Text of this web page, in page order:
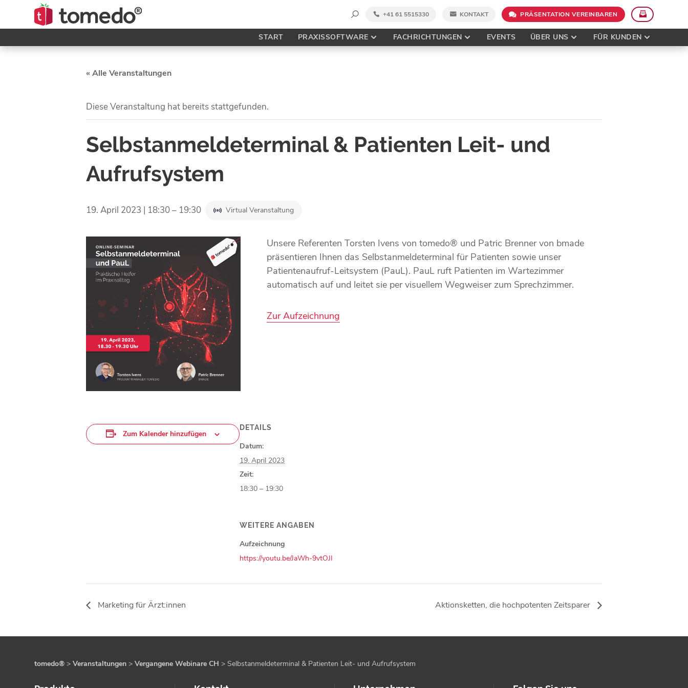
Suche
nach:
+41 61 5515330 KONTAKT PRÄSENTATION VEREINBAREN
START PRAXISSOFTWARE FACHRICHTUNGEN EVENTS ÜBER UNS FÜR KUNDEN
« Alle Veranstaltungen
Diese Veranstaltung hat bereits stattgefunden.
Selbstanmeldeterminal & Patienten Leit- und
Aufrufsystem
19. April 2023 | 18:30– 19:30 Virtual Veranstaltung
Unsere Referenten Torsten Ivens von tomedo® und Patric Brenner von bmade
präsentieren Ihnen das Selbstanmeldeterminal für Patienten sowie unser
Patientenaufruf-Leitsystem (PauL). PauL ruft Patienten im Wartezimmer
automatisch auf und leitet sie per visuellem Wegweiser zum Sprechzimmer.
Zur Aufzeichnung
Zum Kalender hinzufügen
DETAILS
Datum:
19. April 2023
Zeit:
18:30 – 19:30
WEITERE ANGABEN
Aufzeichnung
https://youtu.be/JaWh-9vtOJI
Marketing für Ärzt:innen Aktionsketten, die hochpotenten Zeitsparer
tomedo® >Veranstaltungen >Vergangene Webinare CH > Selbstanmeldeterminal & Patienten Leit- und Aufrufsystem